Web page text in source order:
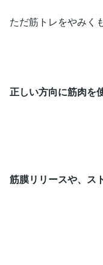
ただ筋トレをやみく
正しい方向に筋肉を
筋膜リリースや、ス